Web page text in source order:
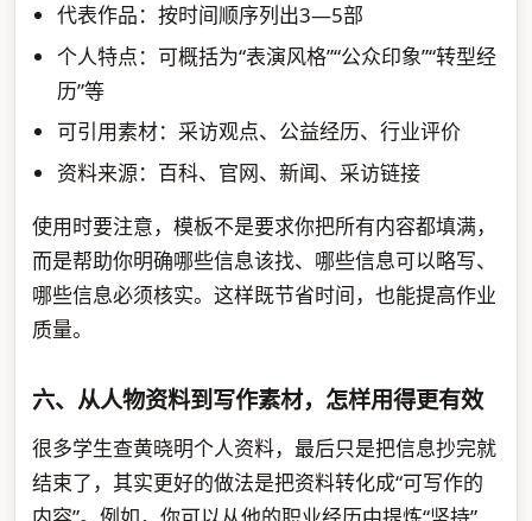
代表作品：按时间顺序列出3—5部
个人特点：可概括为“表演风格”“公众印象”“转型经
历”等
可引用素材：采访观点、公益经历、行业评价
资料来源：百科、官网、新闻、采访链接
使用时要注意，模板不是要求你把所有内容都填满，
而是帮助你明确哪些信息该找、哪些信息可以略写、
哪些信息必须核实。这样既节省时间，也能提高作业
质量。
六、从人物资料到写作素材，怎样用得更有效
很多学生查黄晓明个人资料，最后只是把信息抄完就
结束了，其实更好的做法是把资料转化成“可写作的